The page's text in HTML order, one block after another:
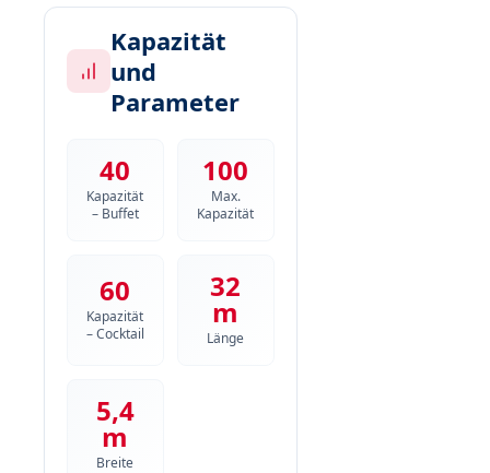
Kapazität
und
Parameter
40
Kapazität
– Buffet
100
Max.
Kapazität
60
Kapazität
– Cocktail
32
m
Länge
5,4
m
Breite